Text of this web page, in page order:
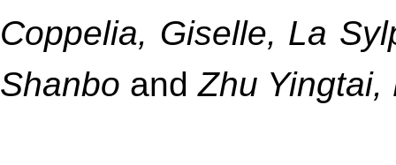
Coppelia, Giselle, La
Shanbo andZhu Yingtai,